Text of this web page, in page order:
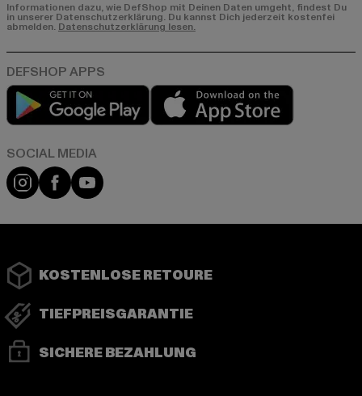
Informationen dazu, wie DefShop mit Deinen Daten umgeht, findest Du
in unserer Datenschutzerklärung. Du kannst Dich jederzeit kostenfei
abmelden. Datenschutzerklärung lesen.
Play market
Instagram
FacebookYouTube
KOSTENLOSE RETOURE
TIEFPREISGARANTIE
SICHERE BEZAHLUNG